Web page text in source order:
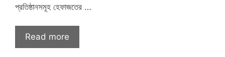
প্রতিষ্ঠানসমূহ হেফাজতের …
Read more